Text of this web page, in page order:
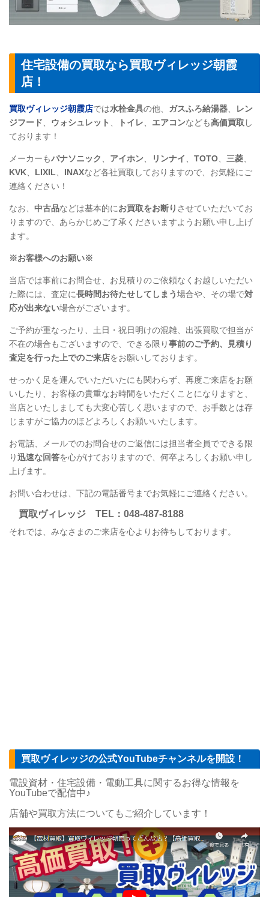
住宅設備の買取なら買取ヴィレッジ朝霞
店！
買取ヴィレッジ朝霞店では水栓金具の他、 ガスふろ給湯器
レン
ジフード
ウォシュレット トイレ エアコンなども高価買取 し
ております！
メーカーもパナソニック アイホン リンナイ TOTO 三菱
KVK
LIXIL INAXなど各社買取しておりますので、お気軽にご
連絡ください！
なお、 中古品などは基本的にお買取をお断り させていただいてお
りますので、あらかじめご了承くださいますようお願い申し上げ
ます。
※お客様へのお願い※
当店では事前にお問合せ、お見積りのご依頼なくお越しいただい
た際には、査定に長時間お待たせしてしまう場合や、その場で対
応が出来ない場合がございます。
ご予約が重なったり、土日・祝日明けの混雑、出張買取で担当が
不在の場合もございますので、できる限り事前のご予約、見積り
査定を行った上でのご来店をお願いしております。
せっかく足を運んでいただいたにも関わらず、再度ご来店をお願
いしたり、お客様の貴重なお時間をいただくことになりますと、
当店といたしましても大変心苦しく思いますので、お手数とは存
じますがご協力のほどよろしくお願いいたします。
お電話、メールでのお問合せのご返信には担当者全員でできる限
り迅速な回答を心がけておりますので、何卒よろしくお願い申し
上げます。
お問い合わせは、下記の電話番号までお気軽にご連絡ください。
買取ヴィレッジ TEL ：048-487-8188
それでは、みなさまのご来店を心よりお待ちしております。
買取ヴィレッジの公式YouTubeチャンネルを開設！
電設資材・住宅設備・電動工具に関するお得な情報を
YouTubeで配信中♪
店舗や買取方法についてもご紹介しています！